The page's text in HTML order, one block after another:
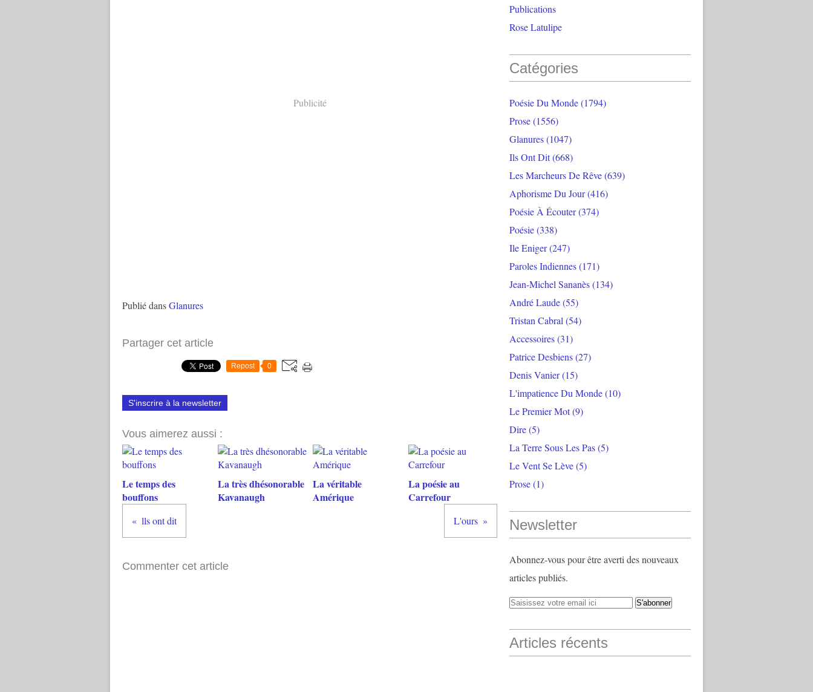
Publicité
Publié dansGlanures
Partager cet article
Repost 0
S'inscrire à la newsletter
Vous aimerez aussi :
Le temps des
bouffons
La très dhésonorable
Kavanaugh
La véritable
Amérique
La poésie au
Carrefour
lls ont dit L'ours
Commenter cet article
Publications
Rose Latulipe
Catégories
Poésie Du Monde(1794)
Prose(1556)
Glanures(1047)
Ils Ont Dit(668)
Les Marcheurs De Rêve(639)
Aphorisme Du Jour(416)
Poésie À Écouter(374)
Poésie(338)
Ile Eniger(247)
Paroles Indiennes(171)
Jean-Michel Sananès(134)
André Laude(55)
Tristan Cabral (54)
Accessoires(31)
Patrice Desbiens(27)
Denis Vanier(15)
L'impatience Du Monde(10)
Le Premier Mot(9)
Dire(5)
La Terre Sous Les Pas(5)
Le Vent Se Lève(5)
Prose(1)
Newsletter
Abonnez-vous pour être averti des nouveaux
articles publiés.
Articles récents